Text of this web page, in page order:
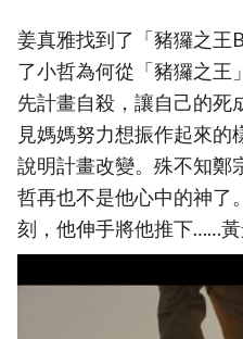
姜真雅找到了「豬玀之王
了小哲為何從「豬玀之王
先計畫自殺，讓自己的死
見媽媽努力想振作起來的
說明計畫改變。殊不知鄭
哲再也不是他心中的神了
刻，他伸手將他推下……黃